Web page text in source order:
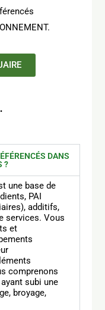
DANS
?
une base de
PAI
additifs,
services. Vous
et
comprenons
subi une
broyage,